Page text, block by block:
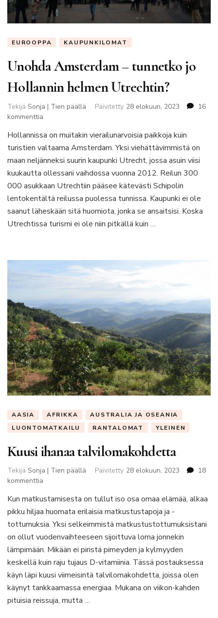
EUROOPPA KAUPUNKILOMAT
Unohda Amsterdam – tunnetko jo
Hollannin helmen Utrechtin?
Tekijä Sonja | Tien päällä Päivitetty 28 elokuun, 2023
16
kommenttia
Amsterdam
–
tunnetko
Hollannin
helmen
Utrechtin?
Hollannissa on muitakin vierailunarvoisia paikkoja kuin
turistien valtaama Amsterdam. Yksi viehättävimmistä on
maan neljänneksi suurin kaupunki Utrecht, jossa asuin viisi
kuukautta ollessani vaihdossa vuonna 2012. Reilun 300
000 asukkaan Utrechtiin pääsee kätevästi Schipolin
lentokentältä reilussa puolessa tunnissa. Kaupunki ei ole
saanut läheskään sitä huomiota, jonka se ansaitsisi. Koska
Utrechtissa turismi ei ole niin pitkällä kuin …
AASIA AFRIKKA
AUSTRALIA JA OSEANIA
LUONTOMATKAILU
RANTALOMAT YLEINEN
Kuusi ihanaa talvilomakohdetta
Tekijä Sonja | Tien päällä Päivitetty 28 elokuun, 2023
18
kommenttia
ihanaa
talvilomakohdetta
Kun matkustamisesta on tullut iso osa omaa elämää, alkaa
pikku hiljaa huomata erilaisia matkustustapoja ja -
tottumuksia. Yksi selkeimmistä matkustustottumuksistani
on ollut vuodenvaihteeseen sijoittuva loma jonnekin
lämpimään. Mikään ei piristä pimeyden ja kylmyyden
keskellä kuin raju tujaus D-vitamiinia. Tässä postauksessa
käyn läpi kuusi viimeisintä talvilomakohdetta, joissa olen
käynyt tankkaamassa energiaa. Mukana on viikon-kahden
pituisia reissuja, mutta …